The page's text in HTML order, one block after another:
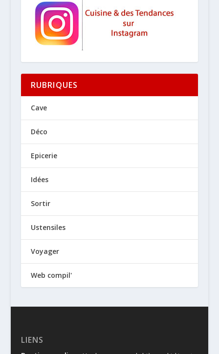
RUBRIQUES
Cave
Déco
Epicerie
Idées
Sortir
Ustensiles
Voyager
Web compil'
LIENS